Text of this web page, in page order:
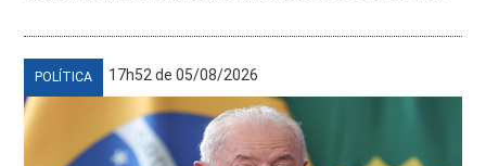
POLÍTICA 17h52 de 05/08/2026